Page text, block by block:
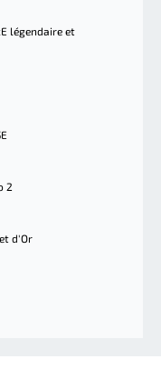
légendaire et
2
d'Or